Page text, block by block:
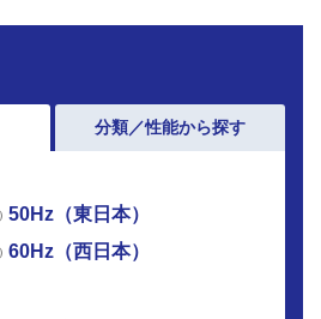
分類／性能から探す
50Hz（東日本）
60Hz（西日本）